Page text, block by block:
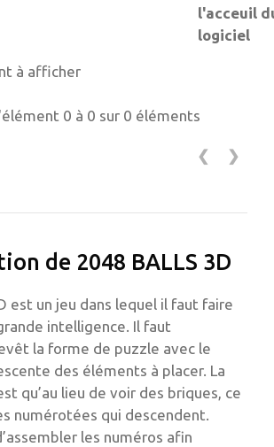
l'acceuil
logiciel
à afficher
0 à 0 sur 0 éléments
❮ ❯
de 2048 BALLS 3D
est un jeu dans lequel il faut faire
intelligence. Il faut
la forme de puzzle avec le
des éléments à placer. La
qu’au lieu de voir des briques, ce
numérotées qui descendent.
les numéros afin